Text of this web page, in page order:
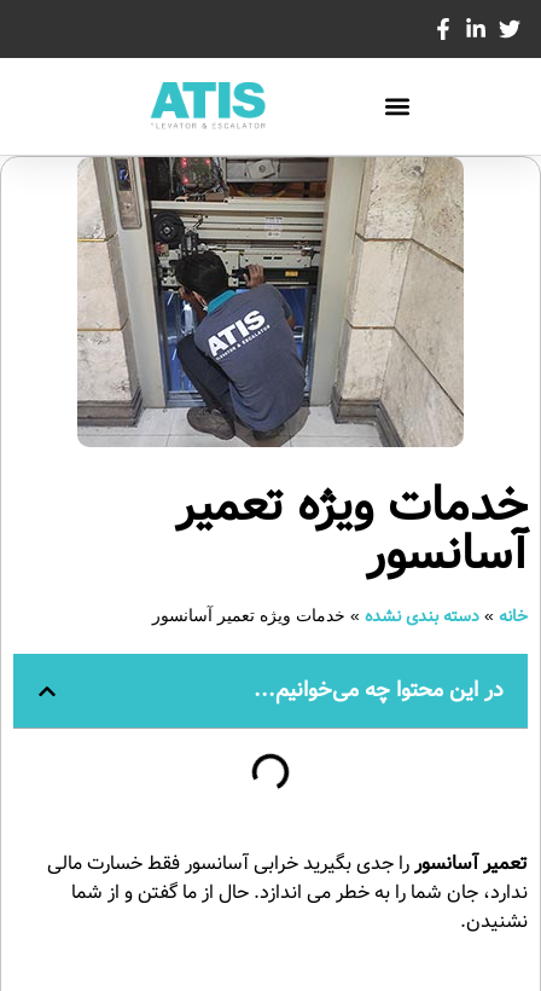
خدمات ویژه تعمیر
آسانسور
خانه » دسته بندی نشده » خدمات ویژه تعمیر آسانسور
در این محتوا چه می‌خوانیم...
تعمیر آسانسوررا جدی بگیرید خرابی آسانسور فقط خسارت مالی
ندارد، جان شما را به خطر می اندازد. حال از ما گفتن و از شما
نشنیدن.